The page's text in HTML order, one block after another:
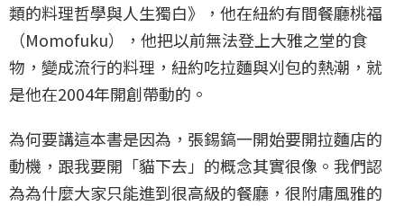
類的料理哲學與人生獨白》，他在紐約有間餐廳桃福
（Momofuku），他把以前無法登上大雅之堂的食
物，變成流行的料理，紐約吃拉麵與刈包的熱潮，就
是他在2004年開創帶動的。
為何要講這本書是因為，張錫鎬一開始要開拉麵店的
動機，跟我要開「貓下去」的概念其實很像。我們認
為為什麼大家只能進到很高級的餐廳，很附庸風雅的